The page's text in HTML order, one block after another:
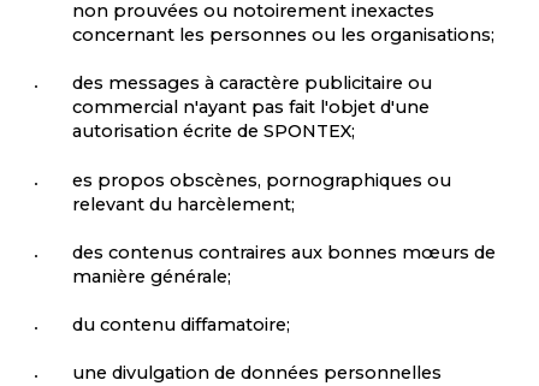
non prouvées ou notoirement inexactes
concernant les personnes ou les organisations;
des messages à caractère publicitaire ou
commercial n'ayant pas fait l'objet d'une
autorisation écrite de SPONTEX;
es propos obscènes, pornographiques ou
relevant du harcèlement;
des contenus contraires aux bonnes mœurs de
manière générale;
du contenu diffamatoire;
une divulgation de données personnelles